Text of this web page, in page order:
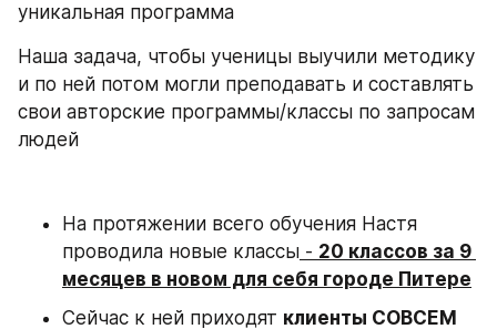
уникальная программа
Наша задача, чтобы ученицы выучили методику
и по ней потом могли преподавать и составлять
свои авторские программы/классы по запросам
людей
На протяжении всего обучения Настя
проводила новые классы - 20 классов за 9
месяцев в новом для себя городе Питере
Сейчас к ней приходят клиенты СОВСЕМ